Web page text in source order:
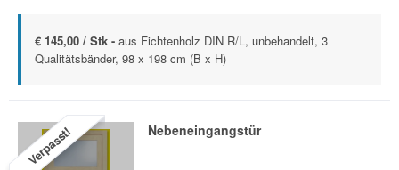
€ 145,00 / Stk - aus Fichtenholz DIN R/L, unbehandelt, 3
Qualitätsbänder, 98 x 198 cm (B x H)
Verpasst! Nebeneingangstür